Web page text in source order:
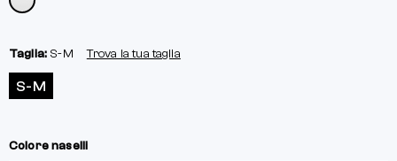
Taglia: S-M Trova la tua taglia
S-M
Colore naselli